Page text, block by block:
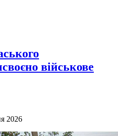
військове
2026